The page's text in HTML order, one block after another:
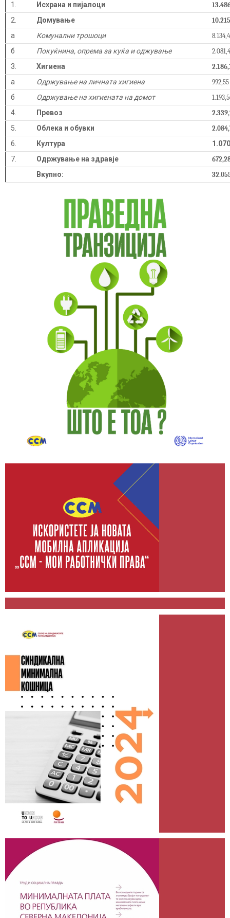
1.
Исхрана и пијалоци
2. Домување
а Комунални трошоци
б Покуќнина, опрема за куќа и оджување
3. Хигиена
а Одржување на личната хигиена 992,55
б Одржување на хигиената на домот
4. Превоз
5. Облека и обувки
6. Култура
7.
Одржување на здравје
Вкупно: